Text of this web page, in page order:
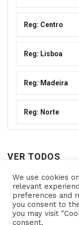
Reg: Centro
Reg: Lisboa
Reg: Madeira
Reg: Norte
VER TODOS
Ver
todos
We use cookies
relevant
preferences and
you consent to
you may visit
consent.